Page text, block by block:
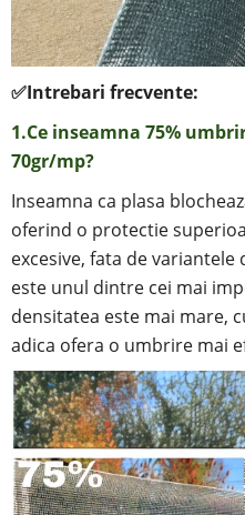
✅Intrebari frecvente:
1.Ce inseamna 75%
70gr/mp?
Inseamna ca plasa
oferind o protectie
excesive, fata de variantele
este unul dintre cei mai
densitatea este mai mare,
adica ofera o umbrire mai